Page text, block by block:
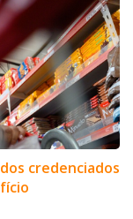
credenciados